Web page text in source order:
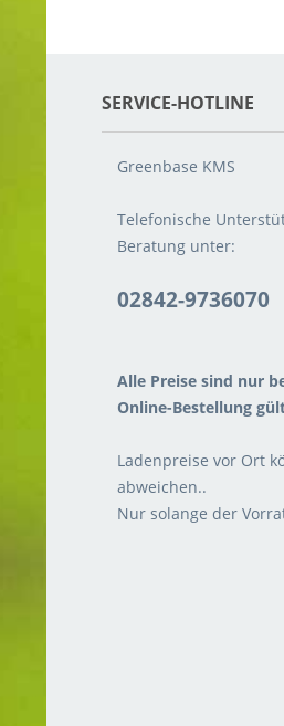
SERVICE-HOTLINE
Greenbase KMS
Telefonische
Beratung unter:
02842-9736070
Alle Preise sind nur
Online-Bestellung
Ladenpreise vor Ort
abweichen..
Nur solange der